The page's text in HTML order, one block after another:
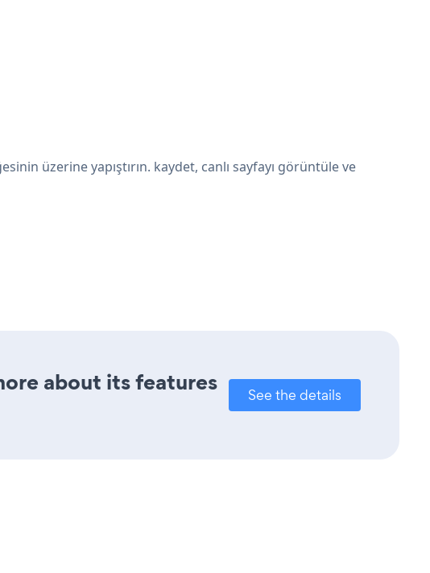
üzerine yapıştırın. kaydet, canlı sayfayı görüntüle ve
about its features
See the details